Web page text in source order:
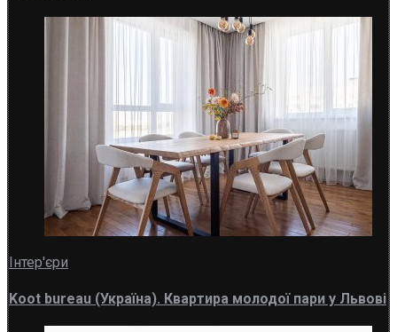
Інтер'єри
Koot bureau (Україна). Квартира молодої пари у Львові